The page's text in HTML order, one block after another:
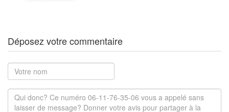
Déposez votre commentaire